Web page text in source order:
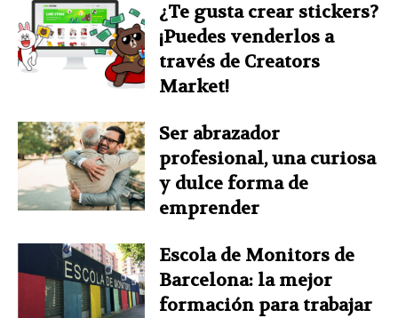
¿Te gusta crear stickers?
¡Puedes venderlos a
través de Creators
Market!
Ser abrazador
profesional, una curiosa
y dulce forma de
emprender
Escola de Monitors de
Barcelona: la mejor
formación para trabajar